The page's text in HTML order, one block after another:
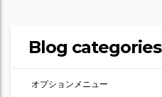
Blog categories
オプションメニュー